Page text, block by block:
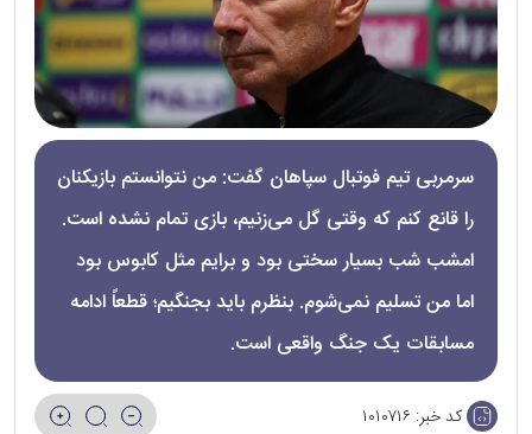
سرمربی تیم فوتبال سپاهان گفت: من نتوانستم بازیکنان
را قانع کنم که وقتی گل می‌زنیم، بازی تمام نشده است.
امشب شب بسیار سختی بود و برایم مثل کابوس بود
اما من تسلیم نمی‌شوم. بنظرم باید بجنگیم؛ قطعاً ادامه
مسابقات یک جنگ واقعی است.
کد خبر: ۱۰۱۰۷۱۶